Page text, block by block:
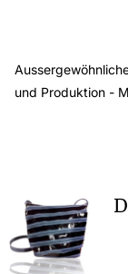
und Produktion -